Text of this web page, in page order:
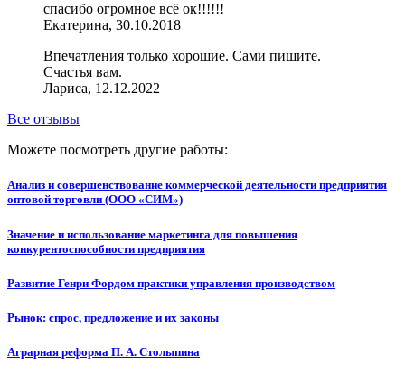
спасибо огромное всё ок!!!!!!
Екатерина, 30.10.2018
Впечатления только хорошие. Сами пишите.
Счастья вам.
Лариса, 12.12.2022
Все отзывы
Можете посмотреть другие работы:
Анализ и совершенствование коммерческой деятельности предприятия
оптовой торговли (ООО «СИМ»)
Значение и использование маркетинга для повышения
конкурентоспособности предприятия
Развитие Генри Фордом практики управления производством
Рынок: спрос, предложение и их законы
Аграрная реформа П. А. Столыпина